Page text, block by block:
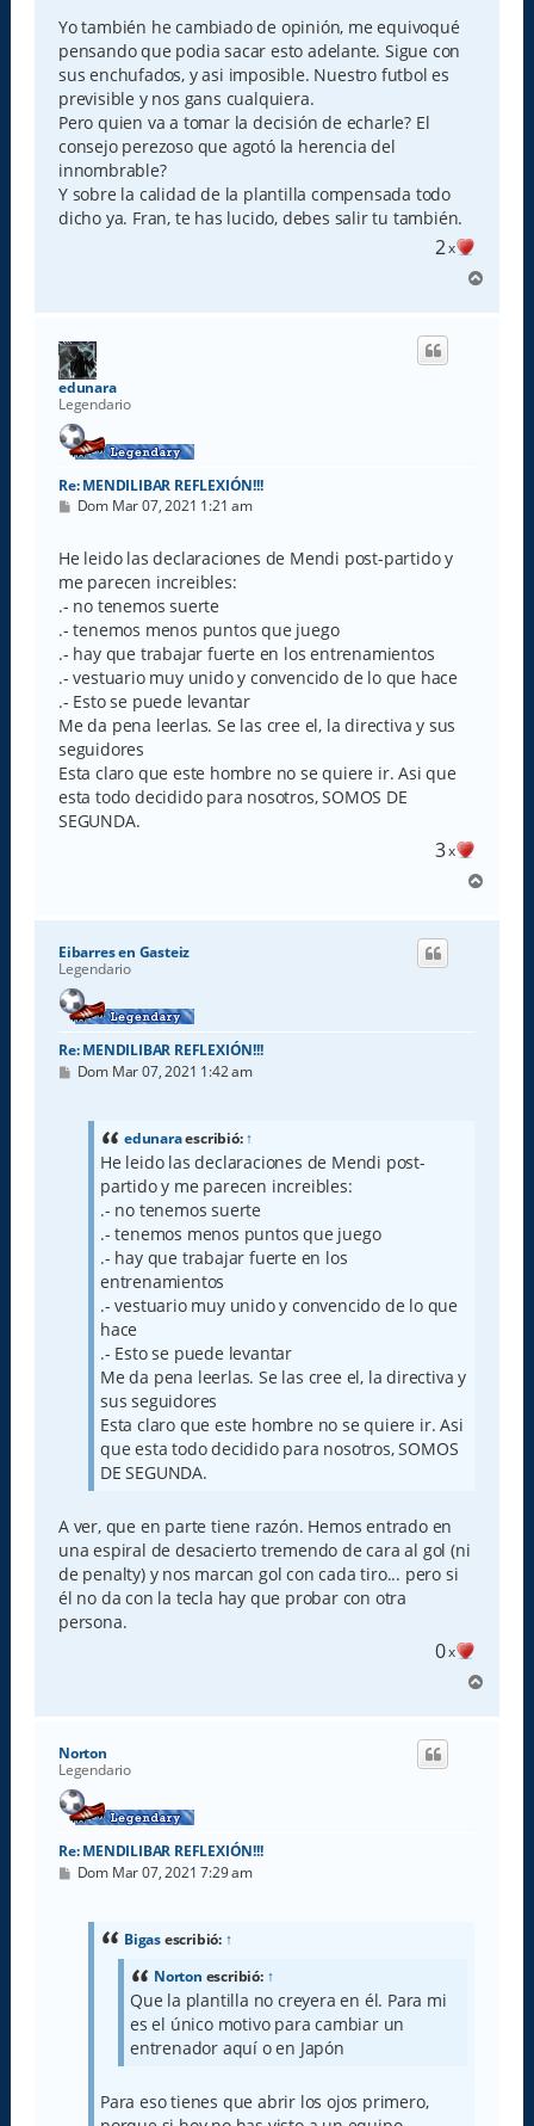
s
a
j
e
Yo también he cambiado de opinión, me equivoqué
pensando que podia sacar esto adelante. Sigue con
sus enchufados, y asi imposible. Nuestro futbol es
previsible y nos gans cualquiera.
Pero quien va a tomar la decisión de echarle? El
consejo perezoso que agotó la herencia del
innombrable?
Y sobre la calidad de la plantilla compensada todo
dicho ya. Fran, te has lucido, debes salir tu también.
2x
r
edunara
Legendario
Re: MENDILIBAR REFLEXIÓN!!!
M
s
a
j
e
Dom Mar 07, 2021 1:21 am
He leido las declaraciones de Mendi post-partido y
me parecen increibles:
.- no tenemos suerte
.- tenemos menos puntos que juego
.- hay que trabajar fuerte en los entrenamientos
.- vestuario muy unido y convencido de lo que hace
.- Esto se puede levantar
Me da pena leerlas. Se las cree el, la directiva y sus
seguidores
Esta claro que este hombre no se quiere ir. Asi que
esta todo decidido para nosotros, SOMOS DE
SEGUNDA.
3x
r
Eibarres en Gasteiz
Legendario
Re: MENDILIBAR REFLEXIÓN!!!
M
Dom Mar 07, 2021 1:42 am
edunaraescribió:↑
He leido las declaraciones de Mendi post-
partido y me parecen increibles:
.- no tenemos suerte
.- tenemos menos puntos que juego
.- hay que trabajar fuerte en los
entrenamientos
.- vestuario muy unido y convencido de lo que
hace
.- Esto se puede levantar
Me da pena leerlas. Se las cree el, la directiva y
sus seguidores
Esta claro que este hombre no se quiere ir. Asi
que esta todo decidido para nosotros, SOMOS
DE SEGUNDA.
A ver, que en parte tiene razón. Hemos entrado en
una espiral de desacierto tremendo de cara al gol (ni
de penalty) y nos marcan gol con cada tiro... pero si
él no da con la tecla hay que probar con otra
persona.
0x
r
Norton
Legendario
Re: MENDILIBAR REFLEXIÓN!!!
M
Dom Mar 07, 2021 7:29 am
Bigasescribió: ↑
Norton escribió: ↑
Que la plantilla no creyera en él. Para mi
es el único motivo para cambiar un
entrenador aquí o en Japón
Para eso tienes que abrir los ojos primero,